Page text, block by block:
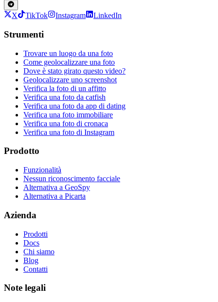
X TikTok Instagram LinkedIn
Strumenti
Trovare un luogo da una foto
Come geolocalizzare una foto
Dove è stato girato questo video?
Geolocalizzare uno screenshot
Verifica la foto di un affitto
Verifica una foto da catfish
Verifica una foto da app di dating
Verifica una foto immobiliare
Verifica una foto di cronaca
Verifica una foto di Instagram
Prodotto
Funzionalità
Nessun riconoscimento facciale
Alternativa a GeoSpy
Alternativa a Picarta
Azienda
Prodotti
Docs
Chi siamo
Blog
Contatti
Note legali